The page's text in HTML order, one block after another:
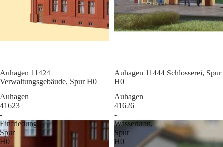
Sale
Auhagen 11424
Verwaltungsgebäude, Spur H0
Sale
Auhagen 11444 Schlosserei, Spur
H0
Auhagen
41623
-
Einfriedung,
Spur
H0
Auhagen
41626
-
Wasserkran,
Spur
H0